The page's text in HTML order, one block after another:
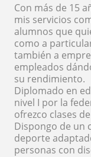
Con más de 15
mis servicios
alumnos que
como a
también a
empleados
su rendimiento.
Diplomado en
nivel I por la
ofrezco clases
Dispongo de un
deporte
personas con